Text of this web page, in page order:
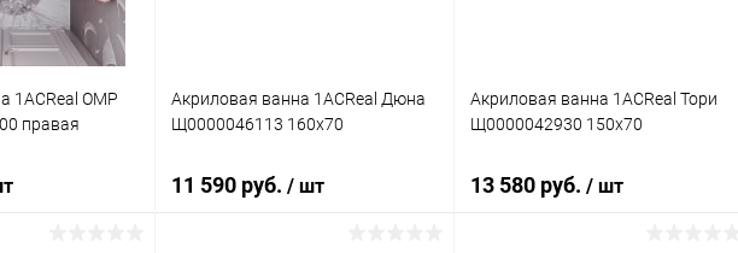
1ACReal ОМР
правая
Акриловая ванна 1ACReal Дюна
Щ0000046113 160x70
11 590 руб. / шт
Акриловая ванна 1ACReal Тори
Щ0000042930 150x70
13 580 руб. / шт